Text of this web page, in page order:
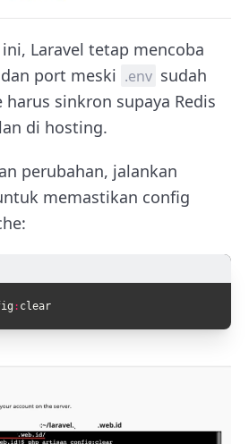
Laravel tetap mencoba
port meski .env sudah
sinkron supaya Redis
di hosting.
perubahan, jalankan
memastikan config
: clear